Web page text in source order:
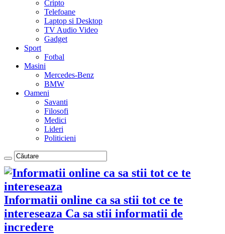
Cripto
Telefoane
Laptop si Desktop
TV Audio Video
Gadget
Sport
Fotbal
Masini
Mercedes-Benz
BMW
Oameni
Savanti
Filosofi
Medici
Lideri
Politicieni
Informatii online ca sa stii tot ce te
intereseaza Ca sa stii informatii de
incredere